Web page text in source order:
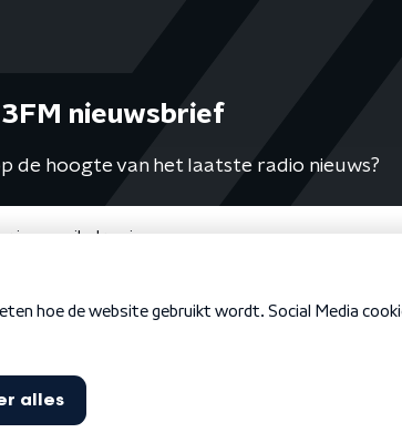
3FM nieuwsbrief
de hoogte van het laatste radio nieuws?